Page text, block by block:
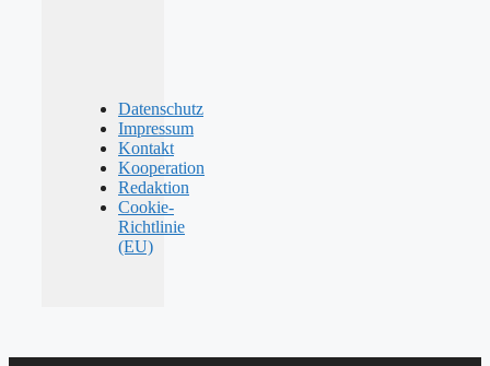
Datenschutz
Impressum
Kontakt
Kooperation
Redaktion
Cookie-
Richtlinie
(EU)